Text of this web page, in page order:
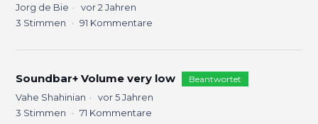
Jorg de Bie
vor 2 Jahren
3 Stimmen 91 Kommentare
Soundbar+ Volume very low Beantwortet
Vahe Shahinian
vor 5 Jahren
3 Stimmen 71 Kommentare